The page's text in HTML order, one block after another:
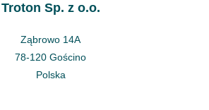
Troton Sp. z o.o.
Ząbrowo 14A
78-120 Gościno
Polska